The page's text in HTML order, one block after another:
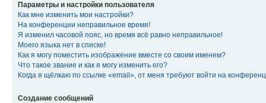
Параметры и настройки пользователя
Как мне изменить мои настройки?
На конференции неправильное время!
Я изменил часовой пояс, но время всё равно неправильное!
Моего языка нет в списке!
Как я могу поместить изображение вместе со своим именем?
Что такое звание и как я могу изменить его?
Когда я щёлкаю по ссылке «email», от меня требуют войти на
Создание сообщений